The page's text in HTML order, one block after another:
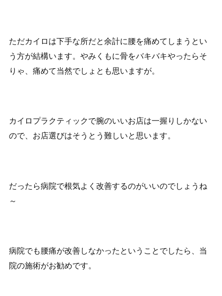
ただカイロは下手な所だと余計に腰を痛めてしまうとい
う方が結構います。やみくもに骨をバキバキやったらそ
りゃ、痛めて当然でしょとも思いますが。
カイロプラクティックで腕のいいお店は一握りしかない
ので、お店選びはそうとう難しいと思います。
だったら病院で根気よく改善するのがいいのでしょうね
～
病院でも腰痛が改善しなかったということでしたら、当
院の施術がお勧めです。